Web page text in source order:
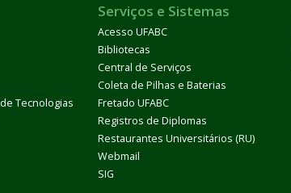
Tecnologias
Serviços e Sistemas
Acesso UFABC
Bibliotecas
Central de Serviços
Coleta de Pilhas e Baterias
Fretado UFABC
Registros de Diplomas
Restaurantes Universitários (RU)
Webmail
SIG